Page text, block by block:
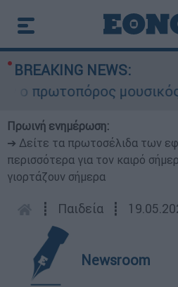
BREAKING NEWS:
μουσικός
Πρωινή ενημέρωση:
➔ Δείτε τα πρωτοσέλιδα των
περισσότερα για τον καιρό
γιορτάζουν σήμερα
┋ Παιδεία ┋
Newsroom